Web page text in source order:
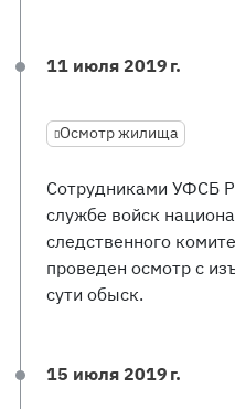
11 июля 2019 г.
Осмотр жилища
Сотрудниками УФСБ
службе войск
следственного
проведен осмотр с
сути обыск.
15 июля 2019 г.